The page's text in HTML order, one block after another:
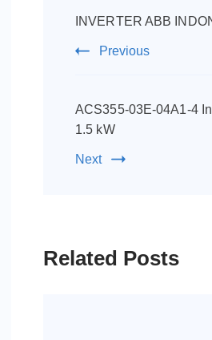
Navigation
INVERTER ABB
Previous
ACS355-03E-04A1-4
1.5 kW
Next
Related Posts